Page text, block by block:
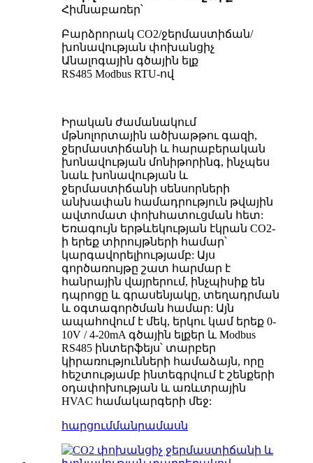
Հիմնաբառեր՝
Բարձրորակ CO2/ջերմաստիճան/
խոնավության փոխանցիչ
Անալոգային գծային ելք
RS485 Modbus RTU-ով
Իրական ժամանակում
մթնոլորտային ածխաթթու գազի,
ջերմաստիճանի և հարաբերական
խոնավության մոնիթորինգ, ինչպես
նաև խոնավության և
ջերմաստիճանի սենսորների
անխափան համադրություն թվային
ավտոմատ փոխհատուցման հետ:
Եռագույն երթևեկության էկրան CO2-
ի երեք տիրույթների համար՝
կարգավորելիությամբ: Այս
գործառույթը շատ հարմար է
հանրային վայրերում, ինչպիսիք են
դպրոցը և գրասենյակը, տեղադրման
և օգտագործման համար: Այն
ապահովում է մեկ, երկու կամ երեք 0-
10V / 4-20mA գծային ելքեր և Modbus
RS485 ինտերֆեյս՝ տարբեր
կիրառությունների համաձայն, որը
հեշտությամբ ինտեգրվում է շենքերի
օդափոխության և առևտրային
HVAC համակարգերի մեջ:
հարցումմանրամասն